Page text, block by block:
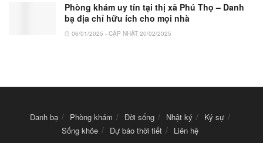
Phòng khám uy tín tại thị xã Phú Thọ – Danh
bạ địa chỉ hữu ích cho mọi nhà
06/01/2025 - CẬP NHẬT 20/02/2025
Danh bạ Phòng khám Đời sống Nhật ký
Ký sự
Sống khỏe
Dự báo thời tiết Liên hệ